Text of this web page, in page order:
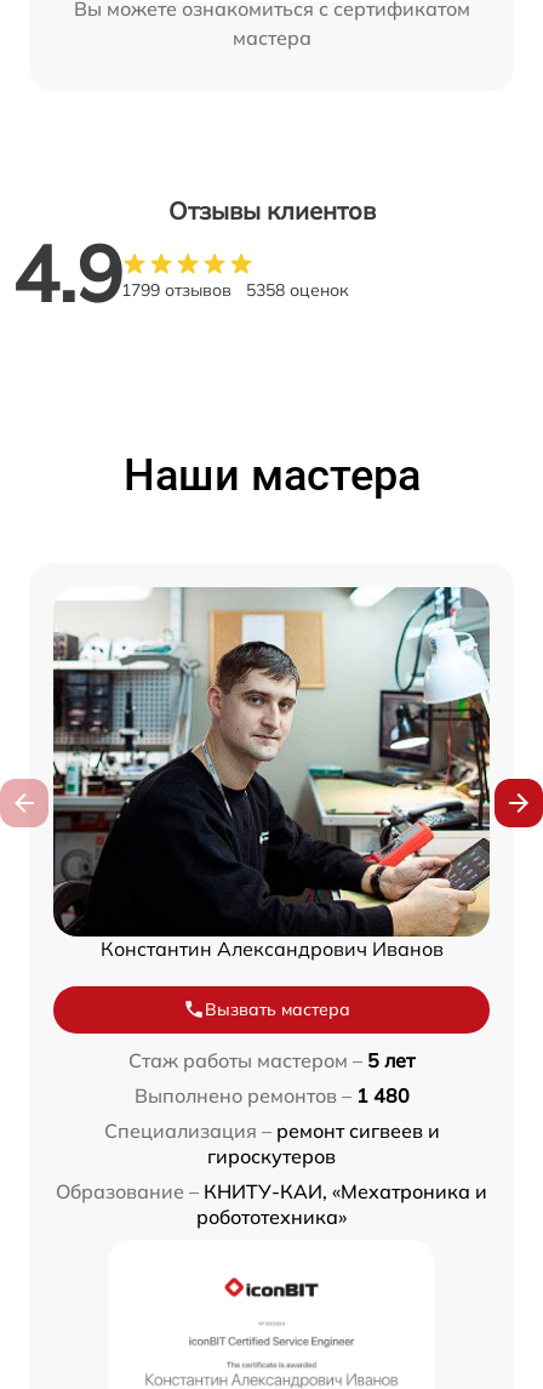
Вы можете ознакомиться с сертификатом
мастера
Отзывы клиентов
4.91799 отзывов 5358 оценок
Наши мастера
Константин Александрович Иванов
Вызвать мастера
Стаж работы мастером – 5 лет
Выполнено ремонтов – 1 480
Специализация – ремонт сигвеев и
гироскутеров
Образование – КНИТУ-КАИ, «Мехатроника и
робототехника»